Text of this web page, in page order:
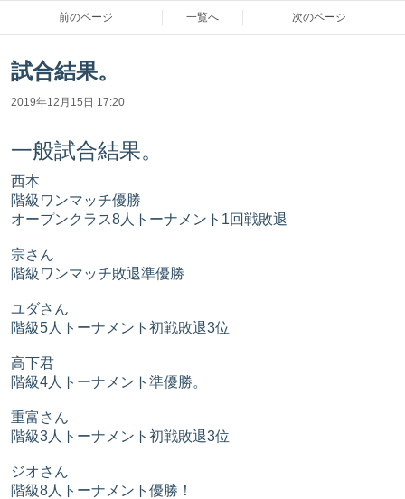
前のページ 一覧へ 次のページ
試合結果。
2019年12月15日 17:20
一般試合結果。
西本
階級ワンマッチ優勝
オープンクラス8人トーナメント1回戦敗退
宗さん
階級ワンマッチ敗退準優勝
ユダさん
階級5人トーナメント初戦敗退3位
高下君
階級4人トーナメント準優勝。
重富さん
階級3人トーナメント初戦敗退3位
ジオさん
階級8人トーナメント優勝！